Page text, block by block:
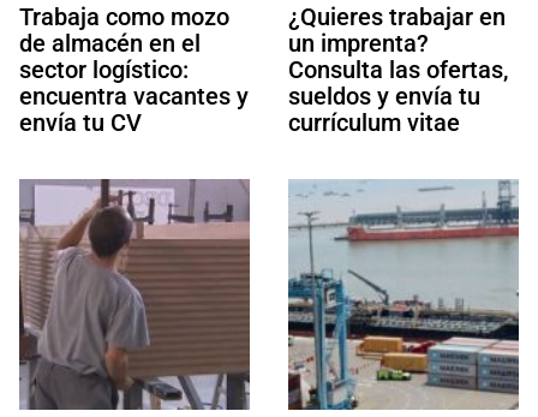
Trabaja como mozo
de almacén en el
sector logístico:
encuentra vacantes y
envía tu CV
¿Quieres trabajar en
un imprenta?
Consulta las ofertas,
sueldos y envía tu
currículum vitae